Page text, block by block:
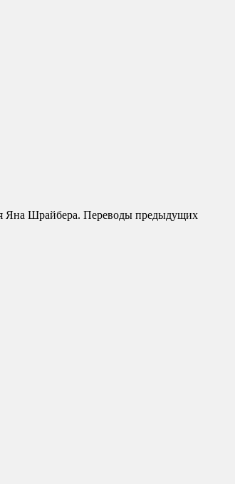
Яна Шрайбера. Переводы предыдущих